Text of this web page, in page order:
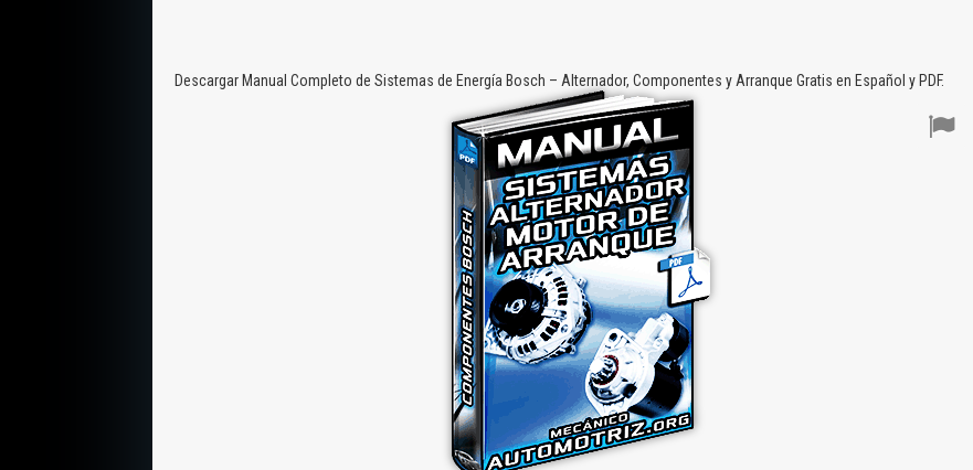
Descargar Manual Completo de Sistemas de Energía Bosch – Alternador, Componentes y Arranque Gratis en Español y PDF.